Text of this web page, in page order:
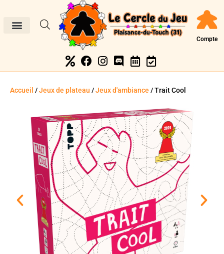
Compte
Accueil /Jeux de plateau /Jeux d'ambiance / Trait Cool